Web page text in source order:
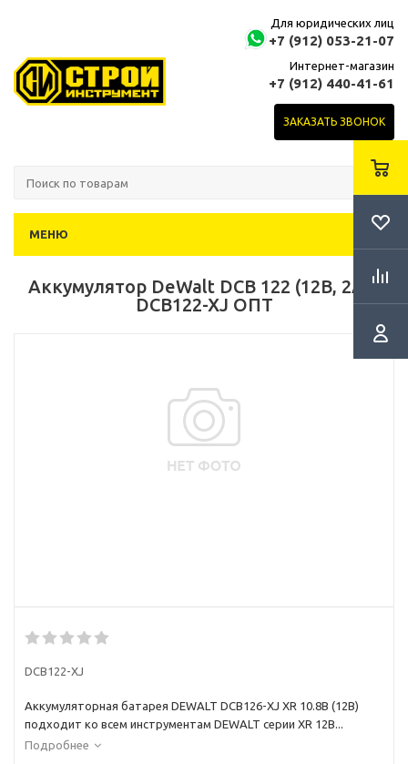
Для юридических лиц
+7 (912) 053-21-07
Интернет-магазин
+7 (912) 440-41-61
ЗАКАЗАТЬ ЗВОНОК
МЕНЮ
Аккумулятор DeWalt DCB 122 (12В, 2Ач)
DCB122-XJ ОПТ
DCB122-XJ
Аккумуляторная батарея DEWALT DCB126-XJ XR 10.8В (12В)
подходит ко всем инструментам DEWALT серии XR 12B...
Подробнее